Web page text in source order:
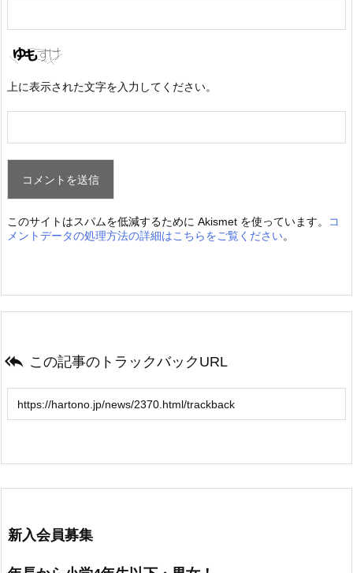
上に表示された文字を入力してください。
このサイトはスパムを低減するために Akismet を使っています。
コ
メントデータの処理方法の詳細はこちらをご覧ください。
 この記事のトラックバックURL
新入会員募集